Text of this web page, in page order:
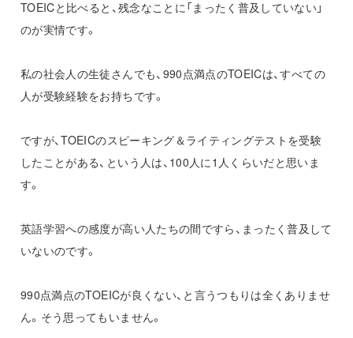
TOEICと比べると、残念なことに「まったく普及していない」
のが実情です。
私の社会人の生徒さんでも、990点満点のTOEICは、すべての
人が受験経験をお持ちです。
ですが、TOEICのスピーキング＆ライティングテストを受験
したことがある、という人は、100人に1人くらいだと思いま
す。
英語学習への感度が高い人たちの間ですら、まったく普及して
いないのです。
990点満点のTOEICが良くない、と言うつもりは全くありませ
ん。そう思ってもいません。